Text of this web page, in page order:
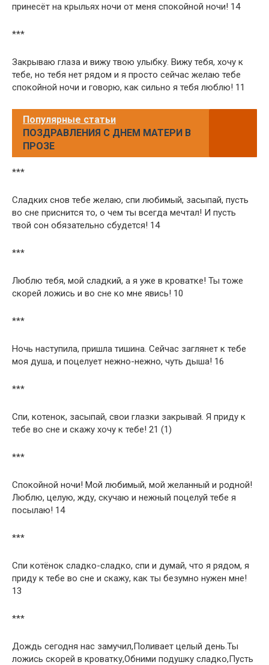
принесёт на крыльях ночи от меня спокойной ночи! 14
***
Закрываю глаза и вижу твою улыбку. Вижу тебя, хочу к
тебе, но тебя нет рядом и я просто сейчас желаю тебе
спокойной ночи и говорю, как сильно я тебя люблю! 11
Популярные статьи
ПОЗДРАВЛЕНИЯ С ДНЕМ МАТЕРИ В
ПРОЗЕ
***
Сладких снов тебе желаю, спи любимый, засыпай, пусть
во сне приснится то, о чем ты всегда мечтал! И пусть
твой сон обязательно сбудется! 14
***
Люблю тебя, мой сладкий, а я уже в кроватке! Ты тоже
скорей ложись и во сне ко мне явись! 10
***
Ночь наступила, пришла тишина. Сейчас заглянет к тебе
моя душа, и поцелует нежно-нежно, чуть дыша! 16
***
Спи, котенок, засыпай, свои глазки закрывай. Я приду к
тебе во сне и скажу хочу к тебе! 21 (1)
***
Спокойной ночи! Мой любимый, мой желанный и родной!
Люблю, целую, жду, скучаю и нежный поцелуй тебе я
посылаю! 14
***
Спи котёнок сладко-сладко, спи и думай, что я рядом, я
приду к тебе во сне и скажу, как ты безумно нужен мне!
13
***
Дождь сегодня нас замучил,Поливает целый день.Ты
ложись скорей в кроватку,Обними подушку сладко,Пусть